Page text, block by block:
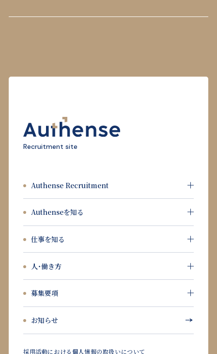
Recruitment site
Authense Recruitment
Authenseを知る
仕事を知る
人・働き方
募集要項
お知らせ
採用活動における個人情報の取扱いについて